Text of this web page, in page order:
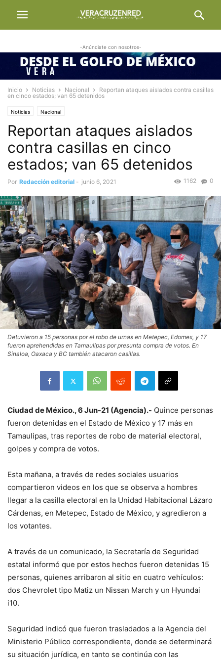
-Anúnciate con nosotros-
Inicio Noticias Nacional
Reportan ataques aislados contra casillas
en cinco estados; van 65 detenidos
Noticias Nacional
Reportan ataques aislados
contra casillas en cinco
estados; van 65 detenidos
Por Redacción editorial - junio 6, 2021 0
1162
Detuvieron a 15 personas por el robo de urnas en Metepec, Edomex, y 17
fueron aprehendidas en Tamaulipas por presunta compra de votos. En
Sinaloa, Oaxaca y BC también atacaron casillas.
Ciudad de México., 6 Jun-21 (Agencia).- Quince personas
fueron detenidas en el Estado de México y 17 más en
Tamaulipas, tras reportes de robo de material electoral,
golpes y compra de votos.
Esta mañana, a través de redes sociales usuarios
compartieron videos en los que se observa a hombres
llegar a la casilla electoral en la Unidad Habitacional Lázaro
Cárdenas, en Metepec, Estado de México, y agredieron a
los votantes.
A través de un comunicado, la Secretaría de Seguridad
estatal informó que por estos hechos fueron detenidas 15
personas, quienes arribaron al sitio en cuatro vehículos:
dos Chevrolet tipo Matiz un Nissan March y un Hyundai
i10.
Seguridad indicó que fueron trasladados a la Agencia del
Ministerio Público correspondiente, donde se determinará
su situación jurídica, en tanto se continúa con las